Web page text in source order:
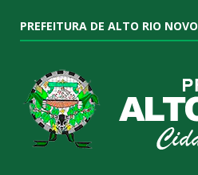
PREFEITURA DE ALTO RIO NOVO